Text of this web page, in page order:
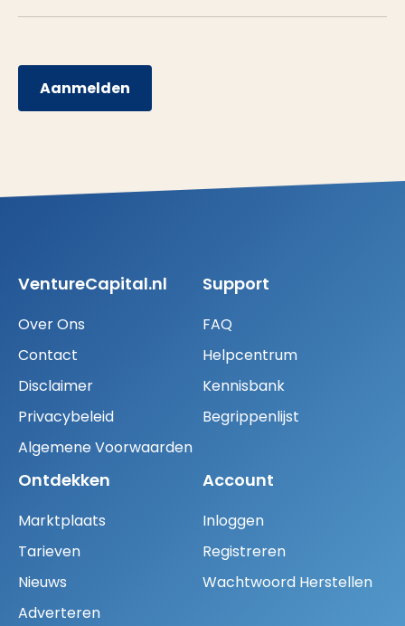
Aanmelden
VentureCapital.nl
Over Ons
Contact
Disclaimer
Privacybeleid
Algemene Voorwaarden
Support
FAQ
Helpcentrum
Kennisbank
Begrippenlijst
Ontdekken
Marktplaats
Tarieven
Nieuws
Adverteren
Account
Inloggen
Registreren
Wachtwoord Herstellen